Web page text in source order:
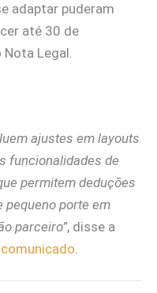
adaptar puderam
até 30 de
Legal.
ajustes em layouts
funcionalidades de
permitem deduções
pequeno porte em
parceiro”, disse a
comunicado.